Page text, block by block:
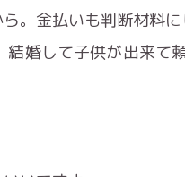
。金払いも判断材料に
婚して子供が出来て